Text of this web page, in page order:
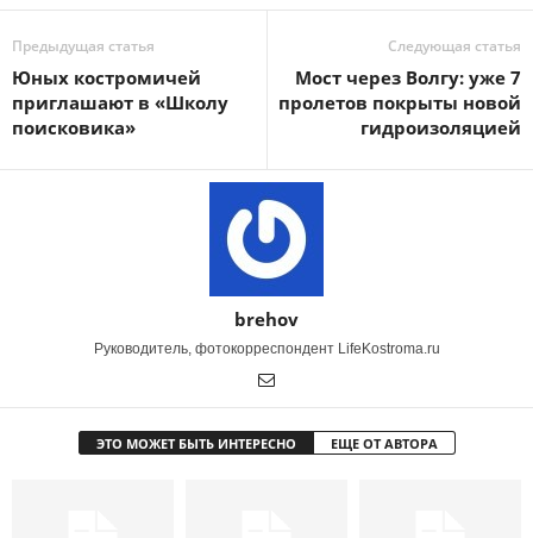
Предыдущая статья
Юных костромичей
приглашают в «Школу
поисковика»
Следующая статья
Мост через Волгу: уже 7
пролетов покрыты новой
гидроизоляцией
brehov
Руководитель, фотокорреспондент LifeKostroma.ru
ЭТО МОЖЕТ БЫТЬ ИНТЕРЕСНО ЕЩЕ ОТ АВТОРА